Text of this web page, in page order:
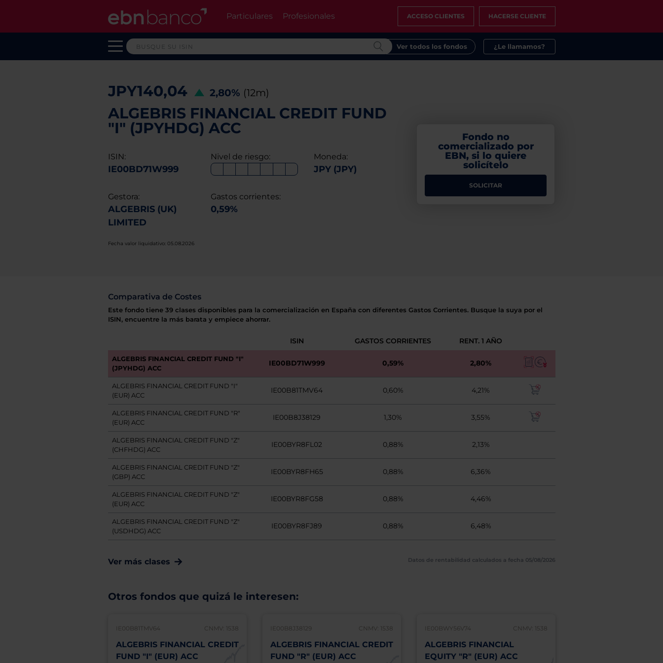
Particulares Profesionales ACCESO CLIENTES HACERSE CLIENTE
Ver todos los fondos ¿Le llamamos?
JPY140,04 2,80% (12m)
ALGEBRIS FINANCIAL CREDIT FUND
"I" (JPYHDG) ACC
ISIN:
IE00BD71W999
Nivel de riesgo: Moneda:
JPY (JPY)
Gestora:
ALGEBRIS (UK)
LIMITED
Gastos corrientes:
0,59%
Fecha valor liquidativo: 05.08.2026
Fondo no
comercializado por
EBN, si lo quiere
solicítelo
SOLICITAR
Comparativa de Costes
Este fondo tiene 39 clases disponibles para la comercialización en España con diferentes Gastos Corrientes. Busque la suya por el
ISIN, encuentre la más barata y empiece ahorrar.
ISIN GASTOS CORRIENTES RENT. 1 AÑO
ALGEBRIS FINANCIAL CREDIT FUND "I"
(JPYHDG) ACC
IE00BD71W999 0,59% 2,80%
ALGEBRIS FINANCIAL CREDIT FUND "I"
(EUR) ACC
IE00B81TMV64 0,60% 4,21%
ALGEBRIS FINANCIAL CREDIT FUND "R"
(EUR) ACC
IE00B8J38129 1,30% 3,55%
ALGEBRIS FINANCIAL CREDIT FUND "Z"
(CHFHDG) ACC
IE00BYR8FL02 0,88% 2,13%
ALGEBRIS FINANCIAL CREDIT FUND "Z"
(GBP) ACC
IE00BYR8FH65 0,88% 6,36%
ALGEBRIS FINANCIAL CREDIT FUND "Z"
(EUR) ACC
IE00BYR8FG58 0,88% 4,46%
ALGEBRIS FINANCIAL CREDIT FUND "Z"
(USDHDG) ACC
IE00BYR8FJ89 0,88% 6,48%
Ver más clases Datos de rentabilidad calculados a fecha 05/08/2026
Otros fondos que quizá le interesen:
IE00B81TMV64 CNMV: 1538
ALGEBRIS FINANCIAL CREDIT
FUND "I" (EUR) ACC
IE00B8J38129 CNMV: 1538
ALGEBRIS FINANCIAL CREDIT
FUND "R" (EUR) ACC
IE00BWY56V74 CNMV: 1538
ALGEBRIS FINANCIAL
EQUITY "R" (EUR) ACC